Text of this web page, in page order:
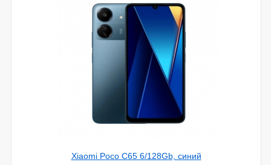
Xiaomi Poco C65 6/128Gb, синий